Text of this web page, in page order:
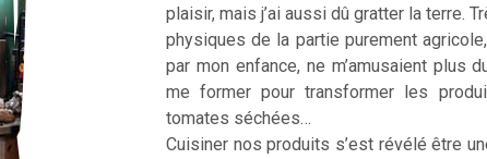
plaisir, mais j’ai aussi dû gratter la terre.
physiques de la partie purement
par mon enfance, ne m’amusaient plus
me former pour transformer les
tomates séchées…
Cuisiner nos produits s’est révélé être